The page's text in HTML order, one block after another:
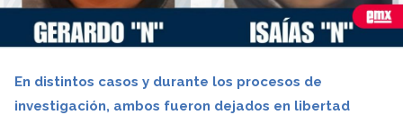
En distintos casos y durante los procesos de
investigación, ambos fueron dejados en libertad